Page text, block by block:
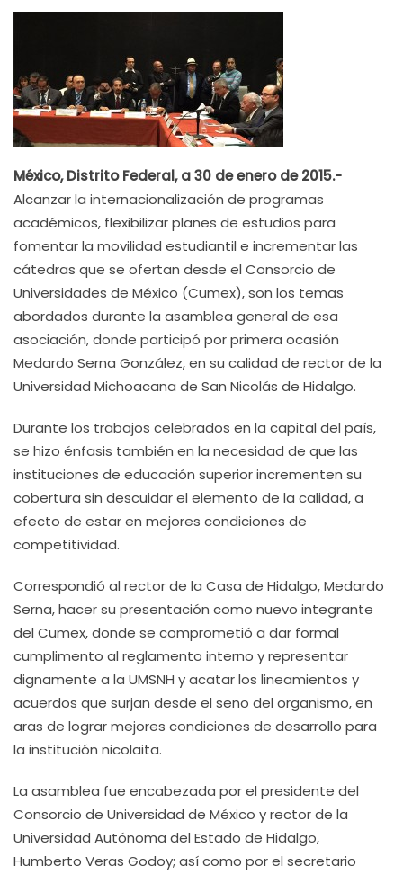
México, Distrito Federal, a 30 de enero de 2015.-
Alcanzar la internacionalización de programas
académicos, flexibilizar planes de estudios para
fomentar la movilidad estudiantil e incrementar las
cátedras que se ofertan desde el Consorcio de
Universidades de México (Cumex), son los temas
abordados durante la asamblea general de esa
asociación, donde participó por primera ocasión
Medardo Serna González, en su calidad de rector de la
Universidad Michoacana de San Nicolás de Hidalgo.
Durante los trabajos celebrados en la capital del país,
se hizo énfasis también en la necesidad de que las
instituciones de educación superior incrementen su
cobertura sin descuidar el elemento de la calidad, a
efecto de estar en mejores condiciones de
competitividad.
Correspondió al rector de la Casa de Hidalgo, Medardo
Serna, hacer su presentación como nuevo integrante
del Cumex, donde se comprometió a dar formal
cumplimento al reglamento interno y representar
dignamente a la UMSNH y acatar los lineamientos y
acuerdos que surjan desde el seno del organismo, en
aras de lograr mejores condiciones de desarrollo para
la institución nicolaita.
La asamblea fue encabezada por el presidente del
Consorcio de Universidad de México y rector de la
Universidad Autónoma del Estado de Hidalgo,
Humberto Veras Godoy; así como por el secretario